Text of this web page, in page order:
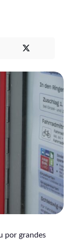
por grandes